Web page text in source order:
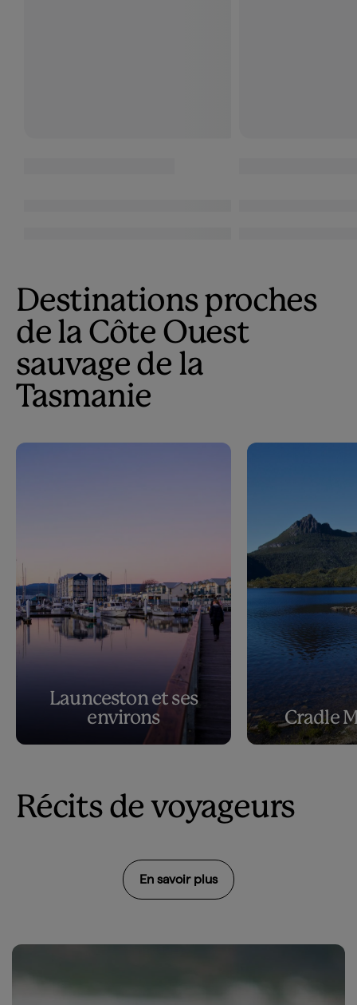
Destinations proches
de la Côte Ouest
sauvage de la
Tasmanie
Launceston et ses
environs
Cradle
Récits de voyageurs
En savoir plus